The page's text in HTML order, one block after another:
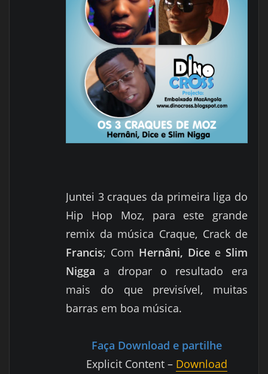
Juntei 3 craques da primeira liga do
Hip Hop Moz, para este grande
remix da música Craque, Crack de
Francis; Com Hernâni, Dice eSlim
Nigga a dropar o resultado era
mais do que previsível, muitas
barras em boa música.
Faça Download e partilhe
Explicit Content – Download